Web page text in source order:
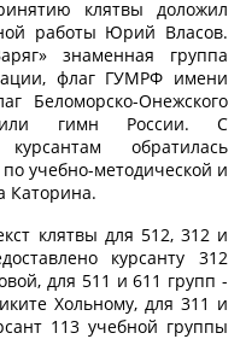
клятвы доложил
работы Юрий Власов.
знаменная группа
флаг ГУМРФ имени
Беломорско-Онежского
гимн России. С
обратилась
учебно-методической и
Каторина.
клятвы для 512, 312 и
курсанту 312
для 511 и 611 групп -
Хольному, для 311 и
113 учебной группы